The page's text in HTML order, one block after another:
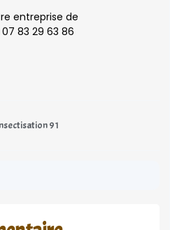
entreprise de
83 29 63 86
91